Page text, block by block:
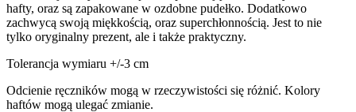
hafty, oraz są zapakowane w ozdobne pudełko. Dodatkowo
zachwycą swoją miękkością, oraz superchłonnością. Jest to nie
tylko oryginalny prezent, ale i także praktyczny.
Tolerancja wymiaru +/-3 cm
Odcienie ręczników mogą w rzeczywistości się różnić. Kolory
haftów mogą ulegać zmianie.